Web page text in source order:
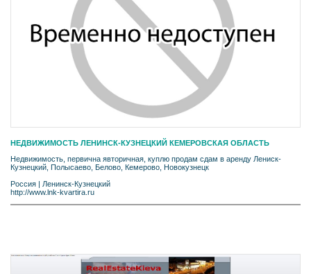
НЕДВИЖИМОСТЬ ЛЕНИНСК-КУЗНЕЦКИЙ КЕМЕРОВСКАЯ ОБЛАСТЬ
Недвижимость, первична явторичная, куплю продам сдам в аренду Лениск-
Кузнецкий, Полысаево, Белово, Кемерово, Новокузнецк
Россия | Ленинск-Кузнецкий
http://www.lnk-kvartira.ru